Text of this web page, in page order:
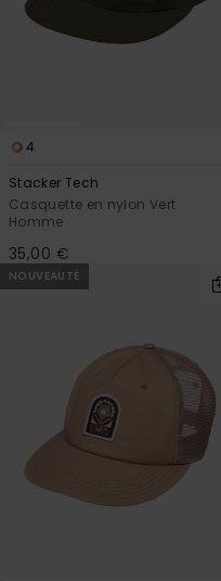
4
Stacker Tech
Casquette en nylon Vert
Homme
35,00 €
NOUVEAUTÉ